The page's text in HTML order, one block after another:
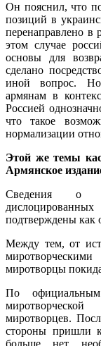
Он пояснил, что
позиций в
перенаправлено
этом случае
основы для
сделано
иной вопрос. Но
армянам в
Россией
что такое
нормализации
Этой же темы
Армянское
Сведения о
подтверждены как
Между тем, от
миротворцы
По
миротворцев.
стороны пришли